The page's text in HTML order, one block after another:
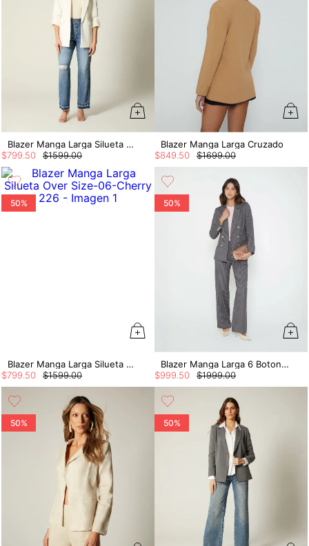
Blazer Manga Larga Silueta Over Size
$1599.00
$799.50
Blazer Manga Larga Cruzado
$1699.00
$849.50
50%
Blazer Manga Larga Silueta Over Size
$1599.00
$799 50
50%
Blazer Manga Larga 6 Botones Frontales
$1999.00
$999 50
50% 50%